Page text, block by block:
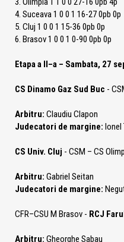
4. Suceava 1 0 0 1 16-27 0pb 0p
5. Cluj 1 0 0 1 15-36 0pb 0p
6. Brasov 1 0 0 1 0-90 0pb 0p
Etapa a II–a – Sambata, 27
CS Dinamo Gaz Sud Buc -
Arbitru: Claudiu Clapon
Judecatori de margine: Ionel
CS Univ. Cluj - CSM – CS
Arbitru: Gabriel Seitan
Judecatori de margine:
CFR–CSU M Brasov - RCJ
Arbitru: Gheorghe Sabau